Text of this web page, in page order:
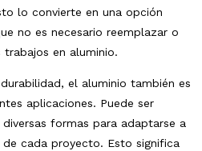
lo convierte en una opción
no es necesario reemplazar o
en aluminio.
el aluminio también es
aplicaciones. Puede ser
formas para adaptarse a
cada proyecto. Esto significa